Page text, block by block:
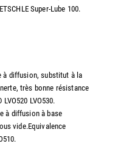
Super-Lube 100.
diffusion, substitut à la
très bonne résistance
LVO530.
à diffusion à base
vide.Equivalence